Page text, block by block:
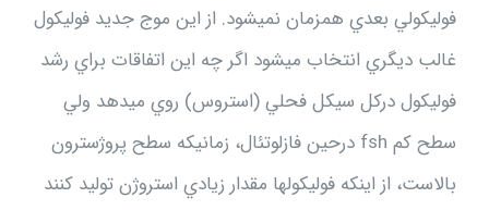
فوليكولي بعدي همزمان نميشود. از اين موج جديد فوليكول
غالب ديگري انتخاب ميشود اگر چه اين اتفاقات براي رشد
فوليكول دركل سيكل فحلي (استروس) روي ميدهد ولي
سطح كم fsh درحين فازلوتئال، زمانيكه سطح پروژسترون
بالاست، از اينكه فوليكولها مقدار زيادي استروژن توليد كنند